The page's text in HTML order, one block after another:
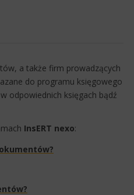
a także firm prowadzących
do programu księgowego
odpowiednich księgach bądź
InsERT nexo: